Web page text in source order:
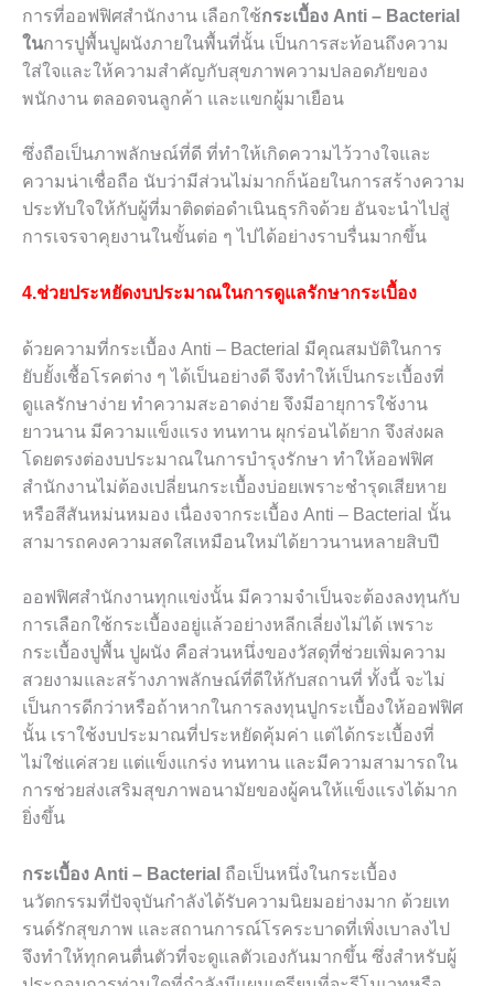
การที่ออฟฟิศสำนักงาน เลือกใช้กระเบื้อง Anti – Bacterial
ในการปูพื้นปูผนังภายในพื้นที่นั้น เป็นการสะท้อนถึงความ
ใส่ใจและให้ความสำคัญกับสุขภาพความปลอดภัยของ
พนักงาน ตลอดจนลูกค้า และแขกผู้มาเยือน
ซึ่งถือเป็นภาพลักษณ์ที่ดี ที่ทำให้เกิดความไว้วางใจและ
ความน่าเชื่อถือ นับว่ามีส่วนไม่มากก็น้อยในการสร้างความ
ประทับใจให้กับผู้ที่มาติดต่อดำเนินธุรกิจด้วย อันจะนำไปสู่
การเจรจาคุยงานในขั้นต่อ ๆ ไปได้อย่างราบรื่นมากขึ้น
4.ช่วยประหยัดงบประมาณในการดูแลรักษากระเบื้อง
ด้วยความที่กระเบื้อง Anti – Bacterial มีคุณสมบัติในการ
ยับยั้งเชื้อโรคต่าง ๆ ได้เป็นอย่างดี จึงทำให้เป็นกระเบื้องที่
ดูแลรักษาง่าย ทำความสะอาดง่าย จึงมีอายุการใช้งาน
ยาวนาน มีความแข็งแรง ทนทาน ผุกร่อนได้ยาก จึงส่งผล
โดยตรงต่องบประมาณในการบำรุงรักษา ทำให้ออฟฟิศ
สำนักงานไม่ต้องเปลี่ยนกระเบื้องบ่อยเพราะชำรุดเสียหาย
หรือสีสันหม่นหมอง เนื่องจากระเบื้อง Anti – Bacterial นั้น
สามารถคงความสดใสเหมือนใหม่ได้ยาวนานหลายสิบปี
ออฟฟิศสำนักงานทุกแข่งนั้น มีความจำเป็นจะต้องลงทุนกับ
การเลือกใช้กระเบื้องอยู่แล้วอย่างหลีกเลี่ยงไม่ได้ เพราะ
กระเบื้องปูพื้น ปูผนัง คือส่วนหนึ่งของวัสดุที่ช่วยเพิ่มความ
สวยงามและสร้างภาพลักษณ์ที่ดีให้กับสถานที่ ทั้งนี้ จะไม่
เป็นการดีกว่าหรือถ้าหากในการลงทุนปูกระเบื้องให้ออฟฟิศ
นั้น เราใช้งบประมาณที่ประหยัดคุ้มค่า แต่ได้กระเบื้องที่
ไม่ใช่แค่สวย แต่แข็งแกร่ง ทนทาน และมีความสามารถใน
การช่วยส่งเสริมสุขภาพอนามัยของผู้คนให้แข็งแรงได้มาก
ยิ่งขึ้น
กระเบื้อง Anti – Bacterial ถือเป็นหนึ่งในกระเบื้อง
นวัตกรรมที่ปัจจุบันกำลังได้รับความนิยมอย่างมาก ด้วยเท
รนด์รักสุขภาพ และสถานการณ์โรคระบาดที่เพิ่งเบาลงไป
จึงทำให้ทุกคนตื่นตัวที่จะดูแลตัวเองกันมากขึ้น ซึ่งสำหรับผู้